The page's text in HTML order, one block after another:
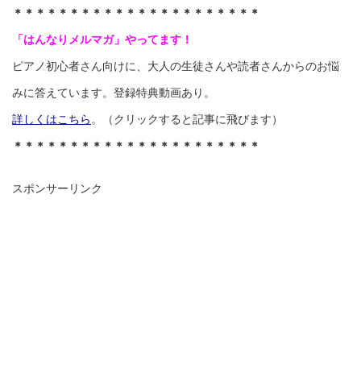
＊＊＊＊＊＊＊＊＊＊＊＊＊＊＊＊＊＊＊＊＊＊
「はんなりメルマガ」やってます！
ピアノ初心者さん向けに、大人の生徒さんや読者さんからのお悩
みに答えています。登録特典動画あり。
詳しくはこちら 。（クリックすると記事に飛びます）
＊＊＊＊＊＊＊＊＊＊＊＊＊＊＊＊＊＊＊＊＊＊
スポンサーリンク